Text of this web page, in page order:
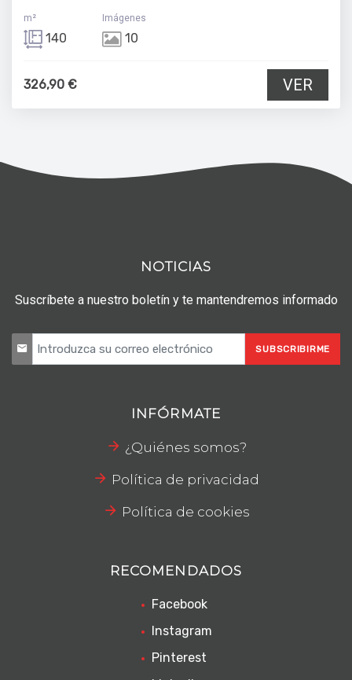
m²
140
Imágenes
10
326,90 € VER
NOTICIAS
Suscríbete a nuestro boletín y te mantendremos informado
SUBSCRIBIRME
INFÓRMATE
¿Quiénes somos?
Política de privacidad
Política de cookies
RECOMENDADOS
Facebook
Instagram
Pinterest